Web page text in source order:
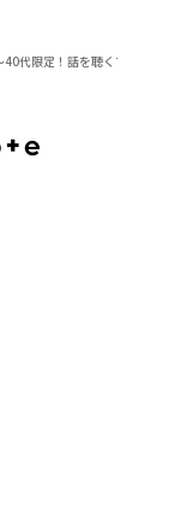
40代限定！​話を​聴く​プロが、​